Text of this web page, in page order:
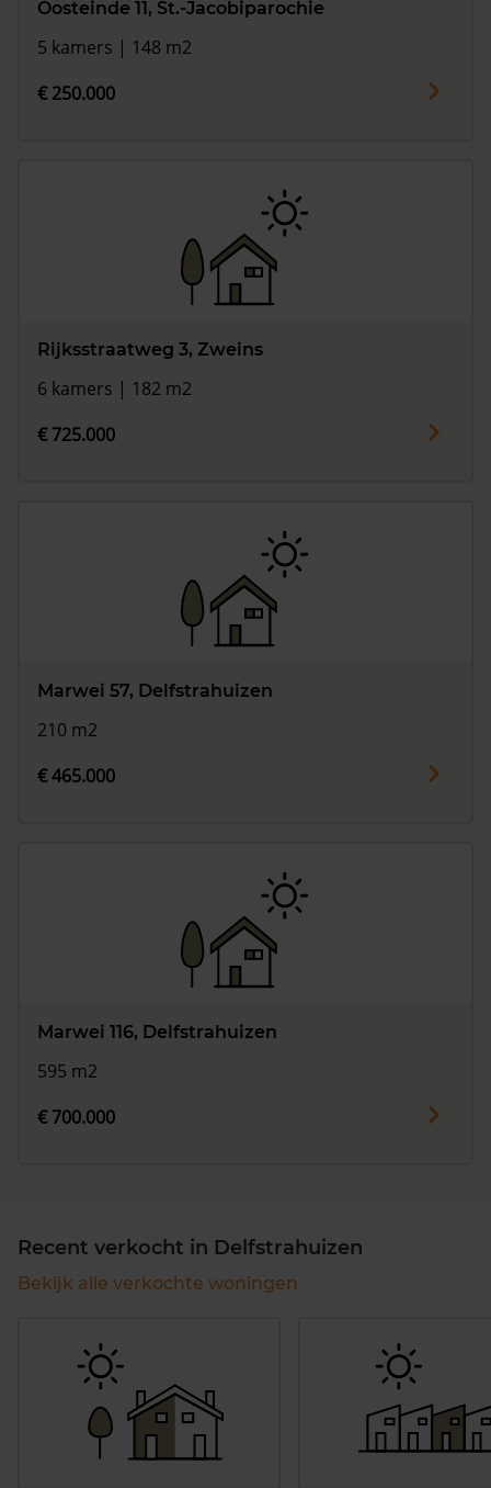
Oosteinde 11, St.-Jacobiparochie
5 kamers | 148 m2
€ 250.000
Rijksstraatweg 3, Zweins
6 kamers | 182 m2
€ 725.000
Marwei 57, Delfstrahuizen
210 m2
€ 465.000
Marwei 116, Delfstrahuizen
595 m2
€ 700.000
Recent verkocht in Delfstrahuizen
Bekijk alle verkochte woningen